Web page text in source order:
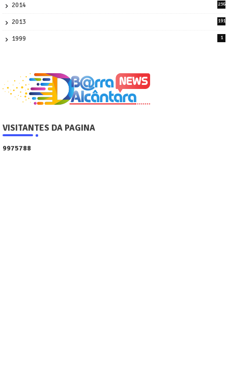
2014
236
2013
191
1999 1
VISITANTES DA PAGINA
9975788